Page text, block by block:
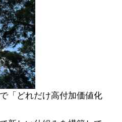
「どれだけ高付加価値化